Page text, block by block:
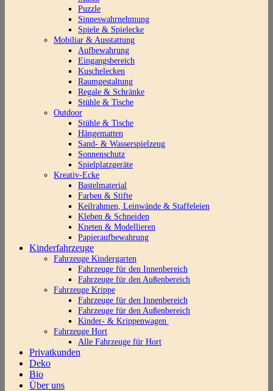
Puzzle
Sinneswahrnehmung
Spiele & Spielecke
Mobiliar & Ausstattung
Aufbewahrung
Eingangsbereich
Kuschelecken
Raumgestaltung
Regale & Schränke
Stühle & Tische
Outdoor
Stühle & Tische
Hängematten
Sand- & Wasserspielzeug
Sonnenschutz
Spielplatzgeräte
Kreativ-Ecke
Bastelmaterial
Farben & Stifte
Keilrahmen, Leinwände & Staffeleien
Kleben & Schneiden
Kneten & Modellieren
Papieraufbewahrung
Kinderfahrzeuge
Fahrzeuge Kindergarten
Fahrzeuge für den Innenbereich
Fahrzeuge für den Außenbereich
Fahrzeuge Krippe
Fahrzeuge für den Innenbereich
Fahrzeuge für den Außenbereich
Kinder- & Krippenwagen
Fahrzeuge Hort
Alle Fahrzeuge für Hort
Privatkunden
Deko
Bio
Über uns